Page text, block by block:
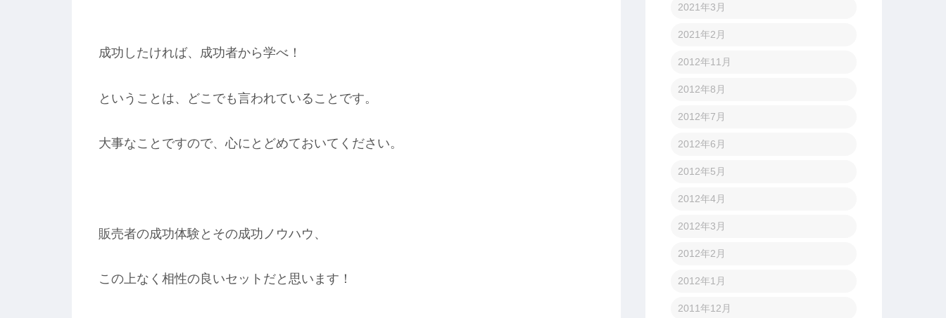
成功したければ、成功者から学べ！
ということは、どこでも言われていることです。
大事なことですので、心にとどめておいてください。
販売者の成功体験とその成功ノウハウ、
この上なく相性の良いセットだと思います！
2021年3月
2021年2月
2012年11月
2012年8月
2012年7月
2012年6月
2012年5月
2012年4月
2012年3月
2012年2月
2012年1月
2011年12月